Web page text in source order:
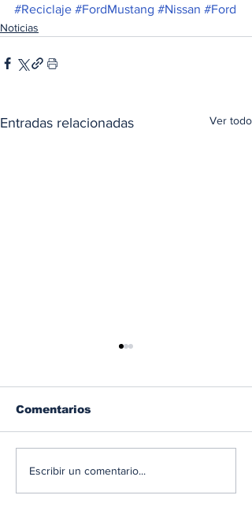
#Reciclaje #FordMustang #Nissan #Ford
Noticias
Entradas relacionadas Ver todo
Albaisa deja la
Comentarios
Escribir un comentario...